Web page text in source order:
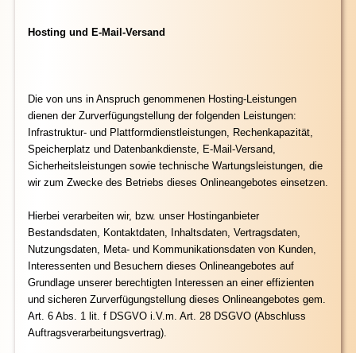
Hosting und E-Mail-Versand
Die von uns in Anspruch genommenen Hosting-Leistungen
dienen der Zurverfügungstellung der folgenden Leistungen:
Infrastruktur- und Plattformdienstleistungen, Rechenkapazität,
Speicherplatz und Datenbankdienste, E-Mail-Versand,
Sicherheitsleistungen sowie technische Wartungsleistungen, die
wir zum Zwecke des Betriebs dieses Onlineangebotes einsetzen.
Hierbei verarbeiten wir, bzw. unser Hostinganbieter
Bestandsdaten, Kontaktdaten, Inhaltsdaten, Vertragsdaten,
Nutzungsdaten, Meta- und Kommunikationsdaten von Kunden,
Interessenten und Besuchern dieses Onlineangebotes auf
Grundlage unserer berechtigten Interessen an einer effizienten
und sicheren Zurverfügungstellung dieses Onlineangebotes gem.
Art. 6 Abs. 1 lit. f DSGVO i.V.m. Art. 28 DSGVO (Abschluss
Auftragsverarbeitungsvertrag).